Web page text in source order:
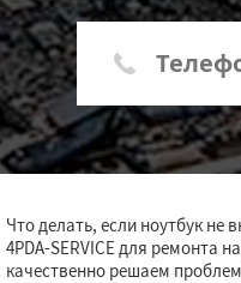
Что делать, если ноутбук не
4PDA-SERVICE для ремонта
качественно решаем